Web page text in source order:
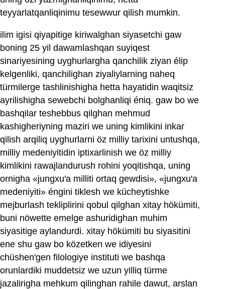
teyyarlatqanliqinimu tesewwur qilish mumkin.
ilim igisi qiyapitige kiriwalghan siyasetchi gaw
boning 25 yil dawamlashqan suyiqest
sinariyesining uyghurlargha qanchilik ziyan élip
kelgenliki, qanchilighan ziyaliylarning naheq
türmilerge tashlinishigha hetta hayatidin waqitsiz
ayrilishigha sewebchi bolghanliqi éniq. gaw bo we
bashqilar teshebbus qilghan mehmud
kashigheriyning maziri we uning kimlikini inkar
qilish arqiliq uyghurlarni öz milliy tarixini untushqa,
milliy medeniyitidin iptixarlinish we öz milliy
kimlikini rawajlandurush rohini yoqitishqa, uning
ornigha «jungxu'a milliti ortaq gewdisi», «jungxu'a
medeniyiti» éngini tiklesh we kücheytishke
mejburlash tekliplirini qobul qilghan xitay hökümiti,
buni nöwette emelge ashuridighan muhim
siyasitige aylandurdi. xitay hökümiti bu siyasitini
ene shu gaw bo közetken we idiyesini
chüshen'gen filologiye instituti we bashqa
orunlardiki muddetsiz we uzun yilliq türme
jazalirigha mehkum qilinghan rahile dawut, arslan